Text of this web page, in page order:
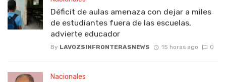
Déficit de aulas amenaza con dejar a miles
de estudiantes fuera de las escuelas,
advierte educador
By LAVOZSINFRONTERASNEWS 15 horas ago 0
Nacionales